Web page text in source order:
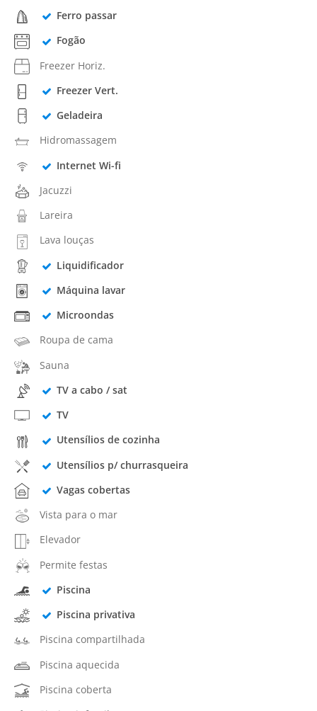
Ferro passar
Fogão
Freezer Horiz.
Freezer Vert.
Geladeira
Hidromassagem
Internet Wi-fi
Jacuzzi
Lareira
Lava louças
Liquidificador
Máquina lavar
Microondas
Roupa de cama
Sauna
TV a cabo / sat
TV
Utensílios de cozinha
Utensílios p/ churrasqueira
Vagas cobertas
Vista para o mar
Elevador
Permite festas
Piscina
Piscina privativa
Piscina compartilhada
Piscina aquecida
Piscina coberta